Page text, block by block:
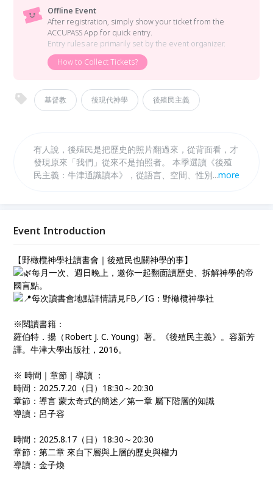
Offline Event
After registration, simply show your ticket from the
ACCUPASS App for quick entry.
Entry rules are primarily set by the event organizer.
How to Collect Tickets?
基督教 後現代神學 後殖民主義
有人說，後殖民是把歷史的照片翻過來，從背面看，才
發現原來「我們」從來不是拍照者。 本季選讀《後殖
民主義：牛津通識讀本》，從語言、空間、性別、翻譯
...more
Event Introduction
【野橄欖神學社讀書會｜後殖民也關神學的事】
每月一次、週日晚上，邀你一起翻面讀歷史、拆解神學的帝
國盲點。
每次讀書會地點詳情請見FB／IG：野橄欖神學社
※閱讀書籍：
羅伯特．揚（Robert J. C. Young）著。《後殖民主義》。容新芳
譯。牛津大學出版社，2016。
※ 時間｜章節｜導讀 ：
時間：2025.7.20（日）18:30～20:30
章節：導言 蒙太奇式的簡述／第一章 屬下階層的知識
導讀：呂子容
時間：2025.8.17（日）18:30～20:30
章節：第二章 來自下層與上層的歷史與權力
導讀：金子煥